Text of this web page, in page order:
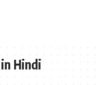
Hindi